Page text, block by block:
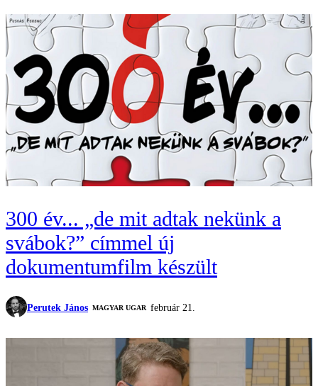
300 év... „de mit adtak nekünk a
svábok?” címmel új
dokumentumfilm készült
Perutek János MAGYAR UGAR február 21.